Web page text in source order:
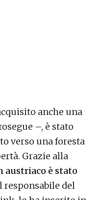
anche una
–, è stato
verso una foresta
Grazie alla
austriaco è stato
responsabile del